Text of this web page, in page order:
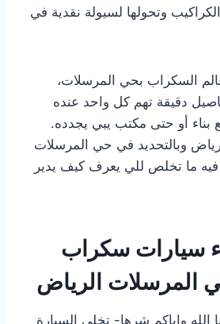
وتحولها لسيولة نقدية في
السكراب بحي المرسلات،
دقيقة تهم كل واحد عنده
بناء أو حتى مكتب يبي يجدده.
وبالتحديد في حي المرسلات
ما تخلص للي يعرف كيف يدير
سيارات سكراب
المرسلات الرياض
الله وإياكم شرها- تخلي السيارة